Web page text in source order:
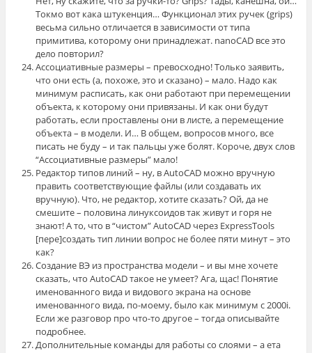
Токмо вот кака штукенция… Функционал этих ручек (grips)
весьма сильно отличается в зависимости от типа
примитива, которому они принадлежат. nanoCAD все это
дело повторил?
Ассоциативные размеры – превосходно! Только заявить,
что они есть (а, похоже, это и сказано) – мало. Надо как
минимум расписать, как они работают при перемещении
объекта, к которому они привязаны. И как они будут
работать, если проставлены они в листе, а перемещение
объекта – в модели. И… В общем, вопросов много, все
писать не буду – и так пальцы уже болят. Короче, двух слов
“Ассоциативные размеры” мало!
Редактор типов линий – ну, в AutoCAD можно вручную
править соответствующие файлы (или создавать их
вручную). Что, не редактор, хотите сказать? Ой, да не
смешите – половина линуксоидов так живут и горя не
знают! А то, что в “чистом” AutoCAD через ExpressTools
[пере]создать тип линии вопрос не более пяти минут – это
как?
Создание ВЭ из пространства модели – и вы мне хочете
сказать, что AutoCAD такое не умеет? Ага, щас! Понятие
именованного вида и видового экрана на основе
именованного вида, по-моему, было как минимум с 2000i.
Если же разговор про что-то другое – тогда описывайте
подробнее.
Дополнительные команды для работы со слоями – а ета